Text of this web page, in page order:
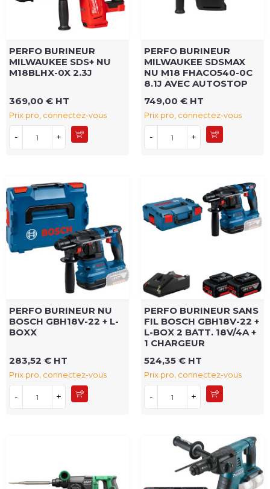
PERFO BURINEUR
MILWAUKEE SDS+ NU
M18BLHX-0X 2.3J
369,00 € HT
Prix pro, connectez-vous
- +
PERFO BURINEUR
MILWAUKEE SDSMAX
NU M18 FHACO540-0C
8.1J AVEC AUTOSTOP
749,00 € HT
Prix pro, connectez-vous
- +
PERFO BURINEUR NU
BOSCH GBH18V-22 + L-
BOXX
283,52 € HT
Prix pro, connectez-vous
- +
PERFO BURINEUR SANS
FIL BOSCH GBH18V-22 +
L-BOX 2 BATT. 18V/4A +
1 CHARGEUR
524,35 € HT
Prix pro, connectez-vous
- +